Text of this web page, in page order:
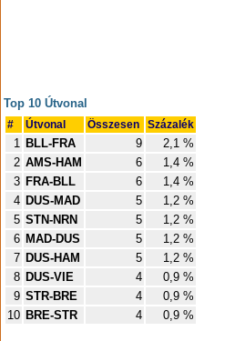
Top 10 Útvonal
# Útvonal Összesen Százalék
1 BLL-FRA 9
2,1 %
2 AMS-HAM 6
1,4 %
3 FRA-BLL 6
1,4 %
4 DUS-MAD 5
1,2 %
5 STN-NRN 5
1,2 %
6 MAD-DUS 5
1,2 %
7 DUS-HAM 5
1,2 %
8 DUS-VIE 4
0,9 %
9 STR-BRE 4
0,9 %
10 BRE-STR 4 0,9 %